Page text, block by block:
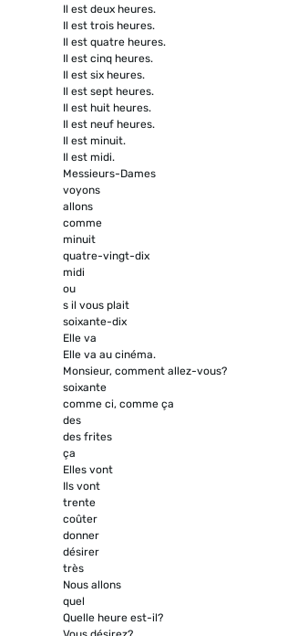
Il est deux heures.
Il est trois heures.
Il est quatre heures.
Il est cinq heures.
Il est six heures.
Il est sept heures.
Il est huit heures.
Il est neuf heures.
Il est minuit.
Il est midi.
Messieurs-Dames
voyons
allons
comme
minuit
quatre-vingt-dix
midi
ou
s il vous plait
soixante-dix
Elle va
Elle va au cinéma.
Monsieur, comment allez-vous?
soixante
comme ci, comme ça
des
des frites
ça
Elles vont
Ils vont
trente
coûter
donner
désirer
très
Nous allons
quel
Quelle heure est-il?